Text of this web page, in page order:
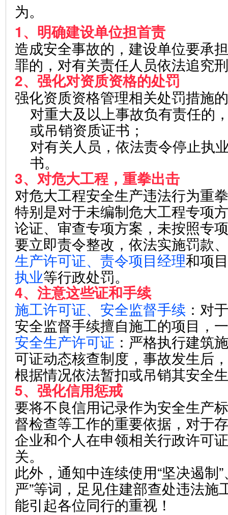
为。
1、明确建设单位担首责
造成安全事故的，建设单位要承
罪的，对有关责任人员依法追究
2、强化对资质资格的处罚
强化资质资格管理相关处罚措施
对重大及以上事故负有责任的
或吊销资质证书；
对有关人员，依法责令停止执
书。
3、对危大工程，重拳出击
对危大工程安全生产违法行为重
特别是对于未编制危大工程专项
论证、审查专项方案，未按照专
要立即责令整改，依法实施罚款、
生产许可证、责令项目经理和项
执业等行政处罚。
4、注意这些证和手续
施工许可证、 安全监督手续 ：对
安全监督手续擅自施工的项目，
安全生产许可证 ：严格执行建筑
可证动态核查制度，事故发生后
根据情况依法暂扣或吊销其安全
5、强化信用惩戒
要将不良信用记录作为安全生产
督检查等工作的重要依据，对于
企业和个人在申领相关行政许可
关。
此外，通知中连续使用“坚决遏制”
严”等词，足见住建部查处违法施
能引起各位同行的重视！